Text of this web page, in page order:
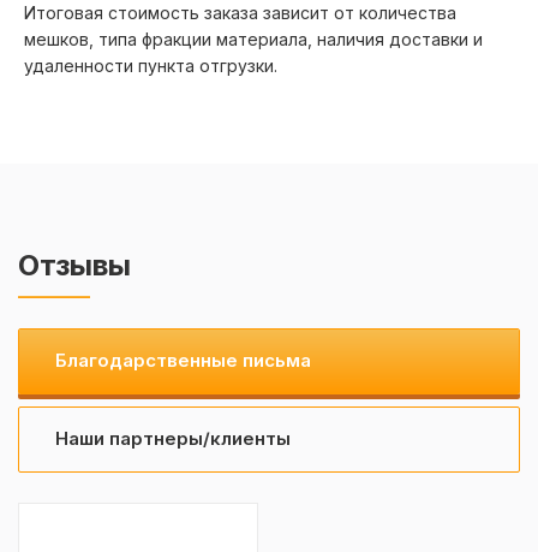
Итоговая стоимость заказа зависит от количества
мешков, типа фракции материала, наличия доставки и
удаленности пункта отгрузки.
Отзывы
Благодарственные письма
Наши партнеры/клиенты